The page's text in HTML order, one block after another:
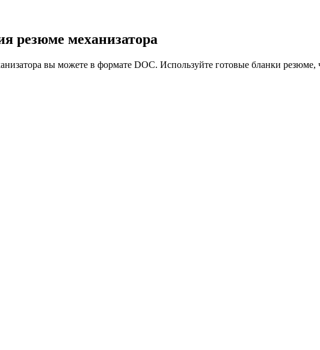
резюме механизатора
вы можете в формате DOC. Используйте готовые бланки резюме,